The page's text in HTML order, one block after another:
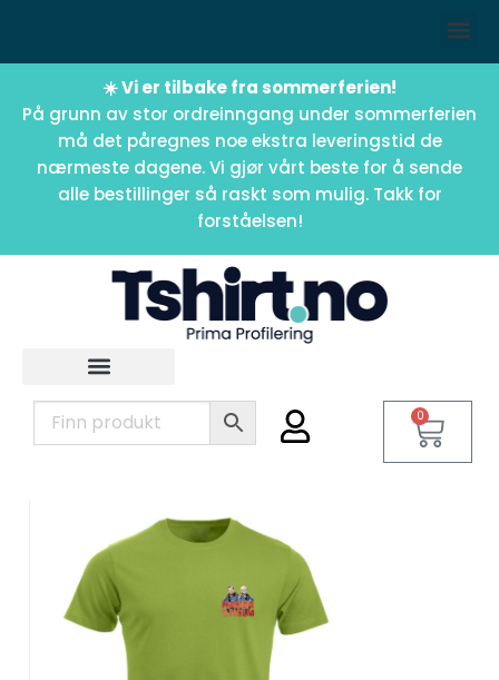
☀️ Vi er tilbake fra sommerferien!
På grunn av stor ordreinngang under sommerferien
må det påregnes noe ekstra leveringstid de
nærmeste dagene. Vi gjør vårt beste for å sende
alle bestillinger så raskt som mulig. Takk for
forståelsen!
0